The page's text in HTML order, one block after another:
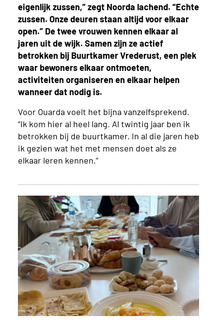
eigenlijk zussen,” zegt Noorda lachend. “Echte
zussen. Onze deuren staan altijd voor elkaar
open.” De twee vrouwen kennen elkaar al
jaren uit de wijk. Samen zijn ze actief
betrokken bij Buurtkamer Vrederust, een plek
waar bewoners elkaar ontmoeten,
activiteiten organiseren en elkaar helpen
wanneer dat nodig is.
Voor Ouarda voelt het bijna vanzelfsprekend.
“Ik kom hier al heel lang. Al twintig jaar ben ik
betrokken bij de buurtkamer. In al die jaren heb
ik gezien wat het met mensen doet als ze
elkaar leren kennen.”